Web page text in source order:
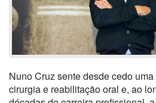
Nuno Cruz sente desde cedo
cirurgia e reabilitação oral e, ao